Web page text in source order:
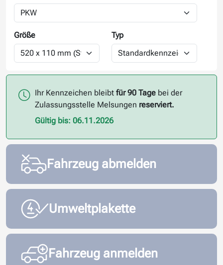
Größe Typ
Ihr Kennzeichen bleibtfür 90 Tage bei der
Zulassungsstelle Melsungen reserviert.
Gültig bis: 06.11.2026
Fahrzeug abmelden
Umweltplakette
Fahrzeug anmelden